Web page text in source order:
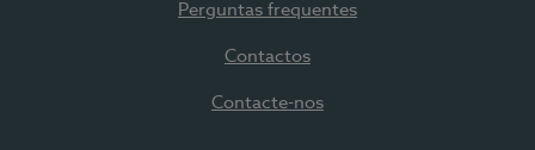
Perguntas frequentes
Contactos
Contacte-nos